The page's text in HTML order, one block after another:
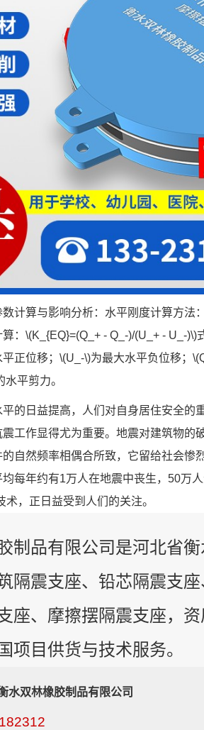
计算与影响分析：水平刚度计算方法
：\(K_{EQ}=(Q_+ - Q_-)/(U_+ - U_-
正位移；\(U_-\)为最大水平负位移；
平剪力。
平的日益提高，人们对自身居住安全的
工作显得尤为重要。地震对建筑物的
自然频率相偶合所致，它留给社会惨
每年约有1万人在地震中丧生，50万
，正日益受到人们的关注。
制品有限公司是河北省
隔震支座、铅芯隔震支
座、摩擦摆隔震支座，
项目供货与技术服务。
水双林橡胶制品有限公司